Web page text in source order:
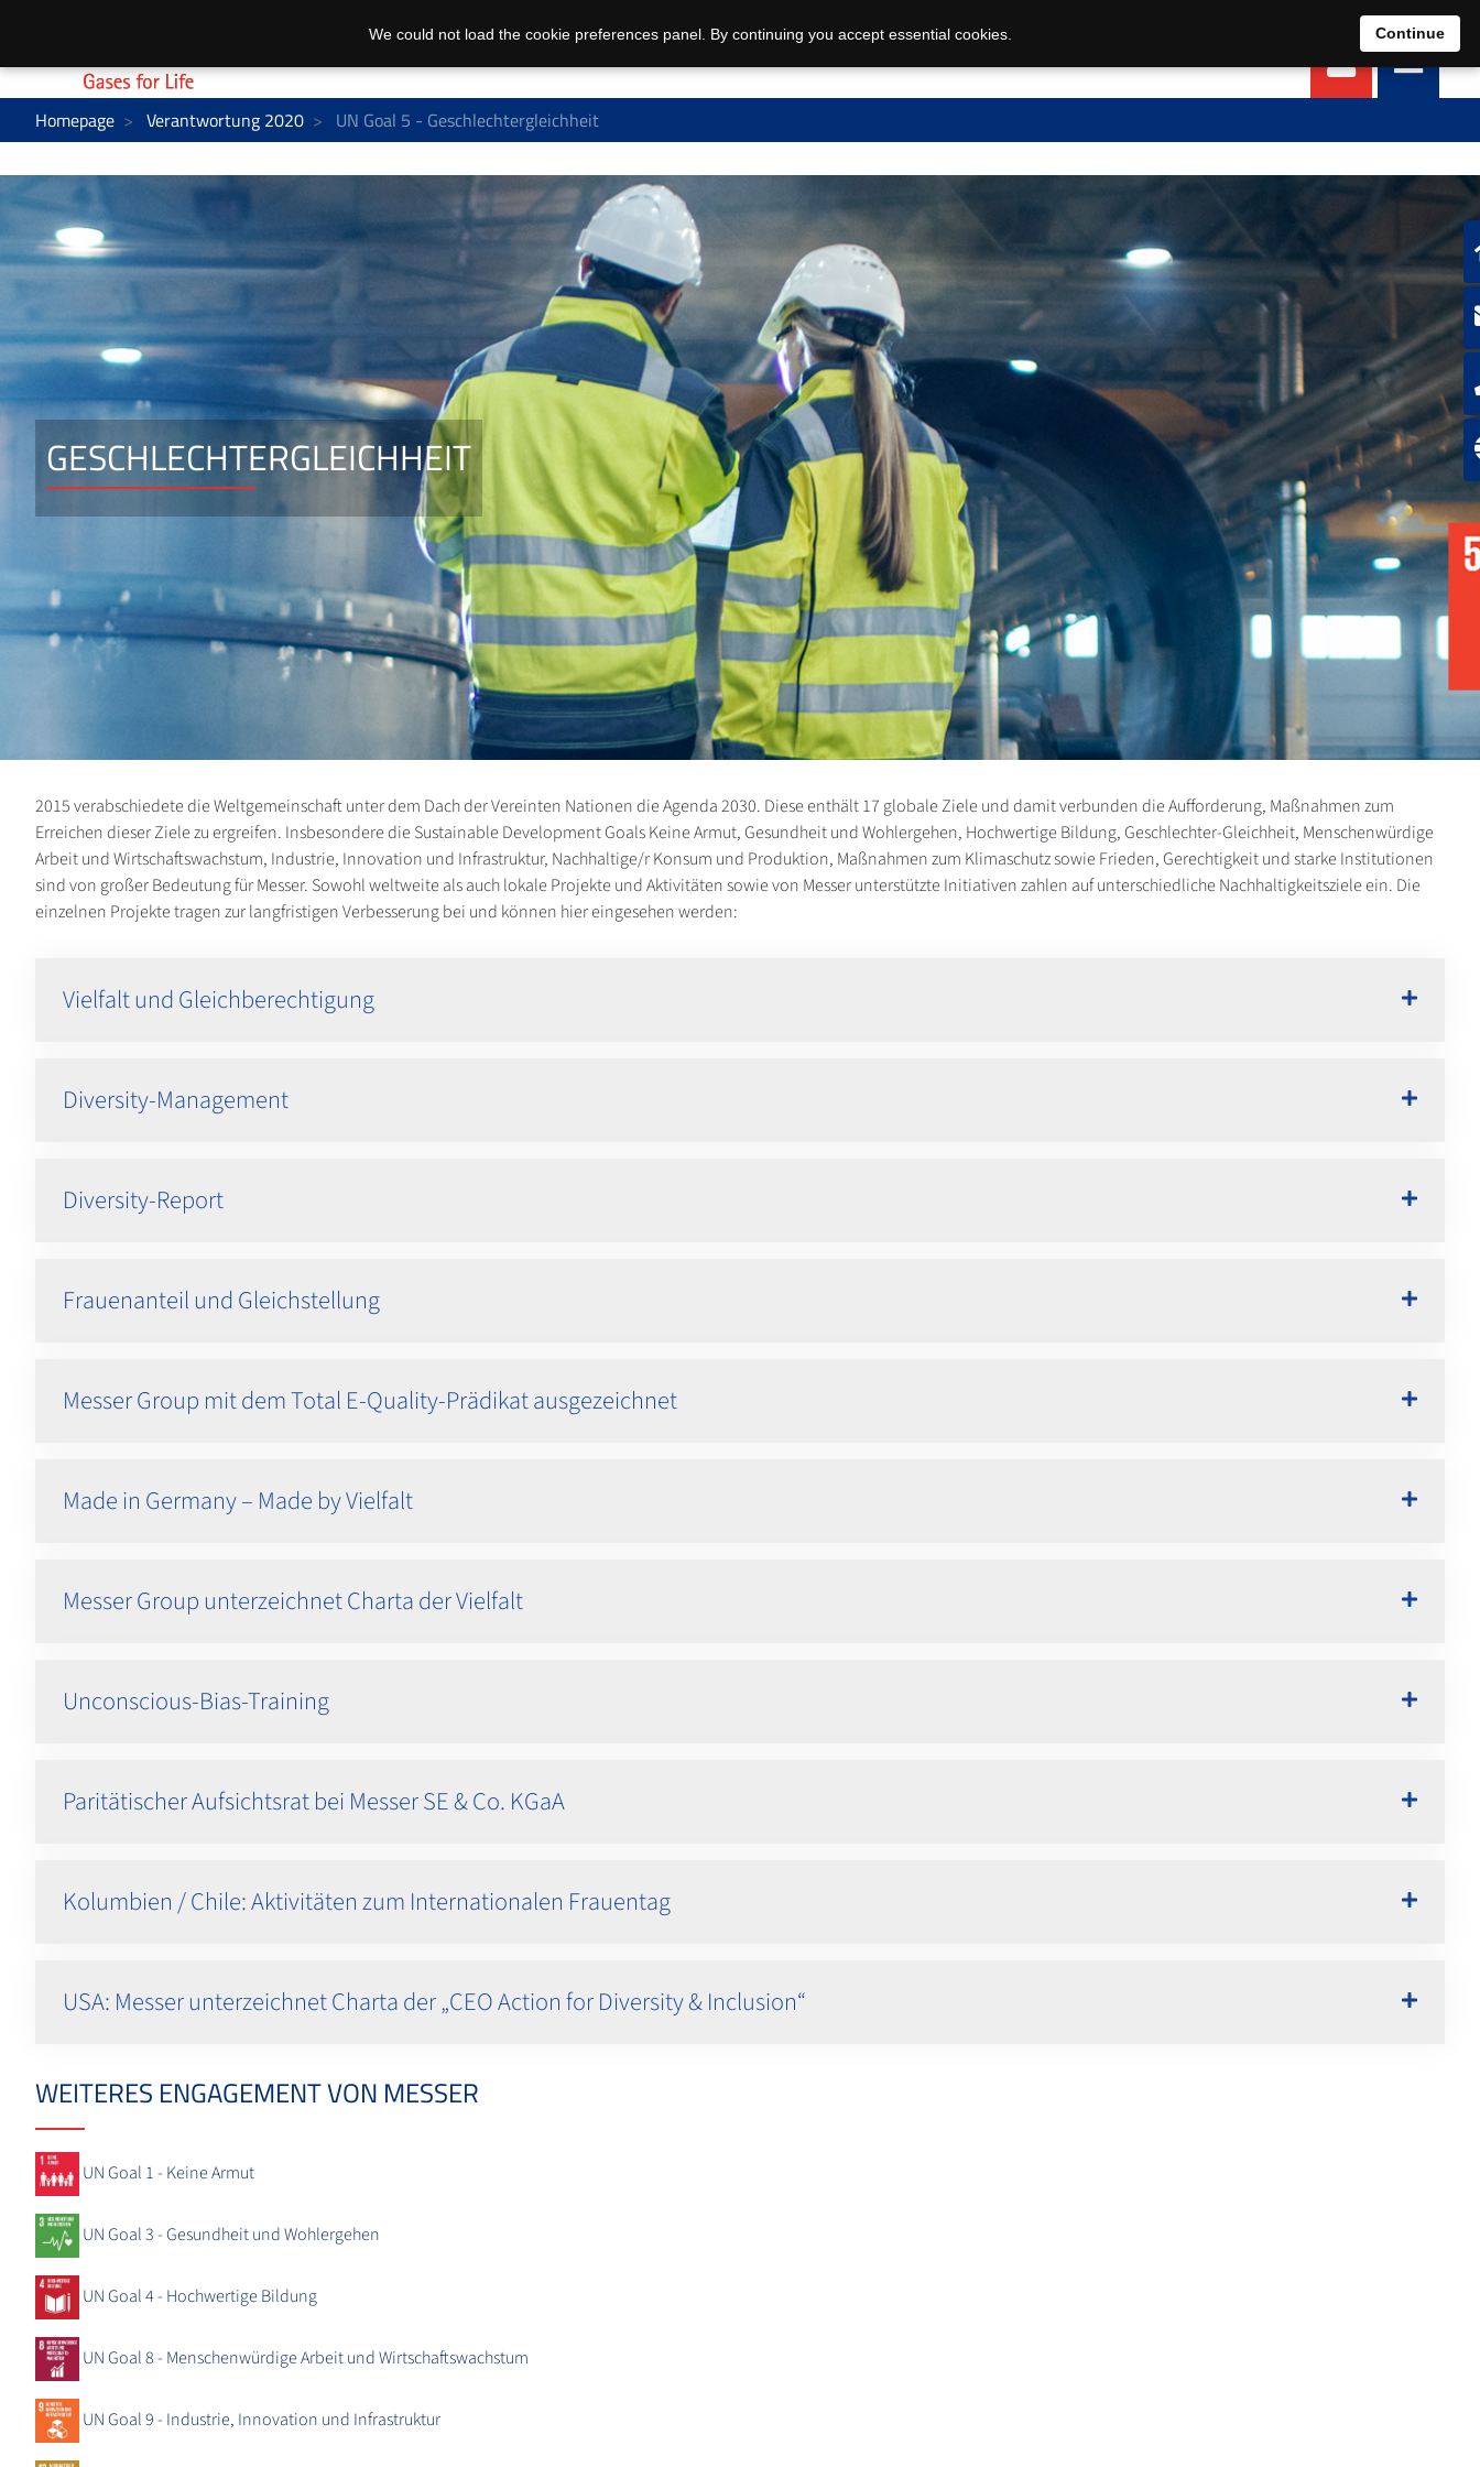
EN DE
Homepage Verantwortung 2020 UN Goal 5 - Geschlechtergleichheit
GESCHLECHTERGLEICHHEIT
2015 verabschiedete die Weltgemeinschaft unter dem Dach der Vereinten Nationen die Agenda 2030. Diese enthält 17 globale Ziele und damit verbunden die Aufforderung, Maßnahmen zum
Erreichen dieser Ziele zu ergreifen. Insbesondere die Sustainable Development Goals Keine Armut, Gesundheit und Wohlergehen, Hochwertige Bildung, Geschlechter-Gleichheit, Menschenwürdige
Arbeit und Wirtschaftswachstum, Industrie, Innovation und Infrastruktur, Nachhaltige/r Konsum und Produktion, Maßnahmen zum Klimaschutz sowie Frieden, Gerechtigkeit und starke Institutionen
sind von großer Bedeutung für Messer. Sowohl weltweite als auch lokale Projekte und Aktivitäten sowie von Messer unterstützte Initiativen zahlen auf unterschiedliche Nachhaltigkeitsziele ein. Die
einzelnen Projekte tragen zur langfristigen Verbesserung bei und können hier eingesehen werden:
Vielfalt und Gleichberechtigung
Diversity-Management
Diversity-Report
Frauenanteil und Gleichstellung
Messer Group mit dem Total E-Quality-Prädikat ausgezeichnet
Made in Germany – Made by Vielfalt
Messer Group unterzeichnet Charta der Vielfalt
Unconscious-Bias-Training
Paritätischer Aufsichtsrat bei Messer SE & Co. KGaA
Kolumbien / Chile: Aktivitäten zum Internationalen Frauentag
USA: Messer unterzeichnet Charta der „CEO Action for Diversity & Inclusion“
WEITERES ENGAGEMENT VON MESSER
UN Goal 1 - Keine Armut
UN Goal 3 - Gesundheit und Wohlergehen
UN Goal 4 - Hochwertige Bildung
UN Goal 8 - Menschenwürdige Arbeit und Wirtschaftswachstum
UN Goal 9 - Industrie, Innovation und Infrastruktur
We could not load the cookie preferences panel. By continuing you accept essential cookies. Continue